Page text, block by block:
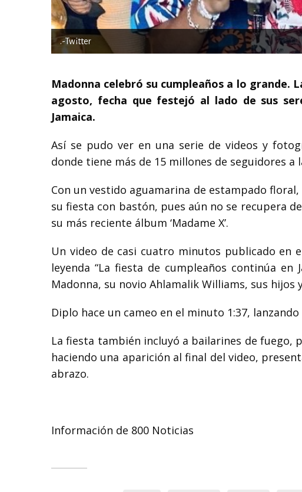
.-Twitter
Madonna celebró su cumpleaños a lo grande.
agosto, fecha que festejó al lado de sus
Jamaica.
Así se pudo ver en una serie de videos y
donde tiene más de 15 millones de seguidores a
Con un vestido aguamarina de estampado
su fiesta con bastón, pues aún no se recupera
su más reciente álbum ‘Madame X’.
Un video de casi cuatro minutos publicado en
leyenda “La fiesta de cumpleaños continúa en
Madonna, su novio Ahlamalik Williams, sus
Diplo hace un cameo en el minuto 1:37,
La fiesta también incluyó a bailarines de fuego,
haciendo una aparición al final del video,
abrazo.
Información de 800 Noticias